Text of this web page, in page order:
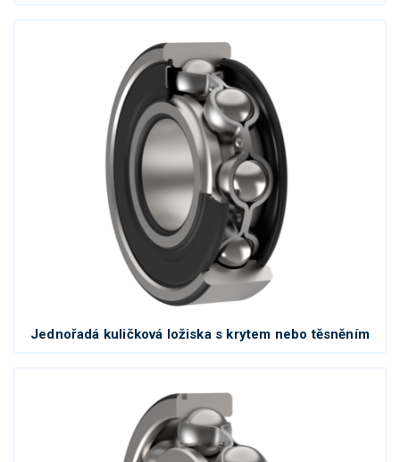
Jednořadá kuličková ložiska s krytem nebo těsněním